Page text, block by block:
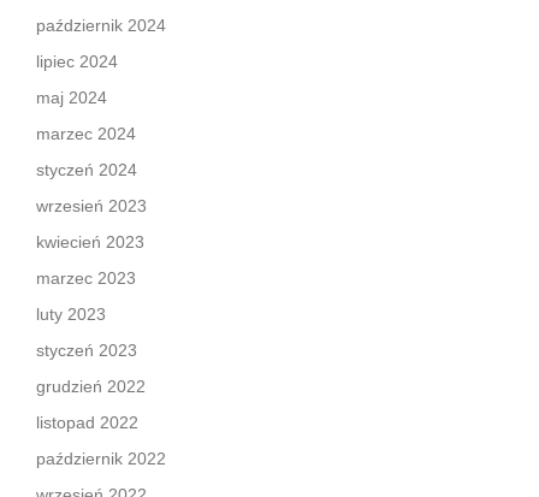
październik 2024
lipiec 2024
maj 2024
marzec 2024
styczeń 2024
wrzesień 2023
kwiecień 2023
marzec 2023
luty 2023
styczeń 2023
grudzień 2022
listopad 2022
październik 2022